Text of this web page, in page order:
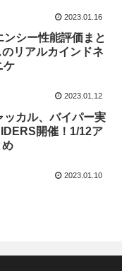
2023.01.16
ンシー性能評価まと
リアルカインドネ
ケ
2023.01.12
ッカル、バイパー実
開催！1/12ア
め
2023.01.10